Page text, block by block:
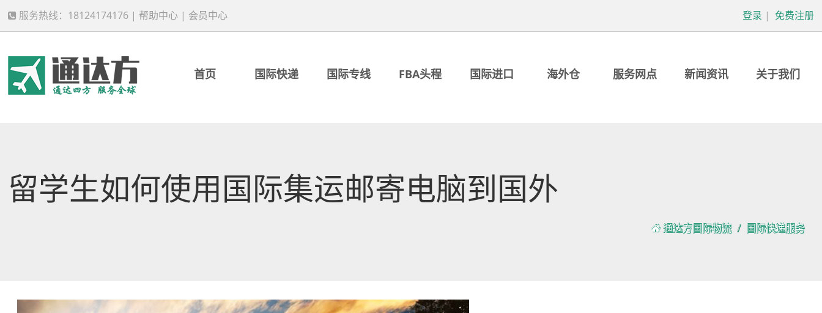
服务热线：18124174176 | 帮助中心 | 会员中心 登录 | 免费注册
首页 国际快递 国际专线 FBA头程 国际进口 海外仓 服务网点 新闻资讯 关于我们
留学生如何使用国际集运邮寄电脑到国外
通达方国际物流 国际快递服务